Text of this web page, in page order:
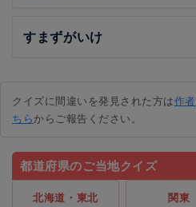
すまずがいけ
クイズに間違いを発見された方は作者
ちらからご報告ください。
都道府県のご当地クイズ
北海道・東北 関東